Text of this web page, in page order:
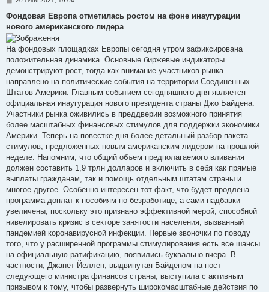
в
д
о
м
л
е
н
н
я
Фондовая Европа отметилась ростом на фоне инаугурации
нового американского лидера
На фондовых площадках Европы сегодня утром зафиксирована
положительная динамика. Основные биржевые индикаторы
демонстрируют рост, тогда как внимание участников рынка
направлено на политические события на территории Соединенных
Штатов Америки. Главным событием сегодняшнего дня является
официальная инаугурация нового президента страны Джо Байдена.
Участники рынка оживились в преддверии возможного принятия
более масштабных финансовых стимулов для поддержки экономики
Америки. Теперь на повестке дня более детальный разбор пакета
стимулов, предложенных новым американским лидером на прошлой
неделе. Напомним, что общий объем предполагаемого вливания
должен составить 1,9 трлн долларов и включить в себя как прямые
выплаты гражданам, так и помощь отдельным штатам страны и
многое другое. Особенно интересен тот факт, что будет продлена
программа доплат к пособиям по безработице, а сами надбавки
увеличены, поскольку это признано эффективной мерой, способной
нивелировать кризис в секторе занятости населения, вызванный
пандемией коронавирусной инфекции. Первые звоночки по поводу
того, что у расширенной программы стимулирования есть все шансы
на официальную ратификацию, появились буквально вчера. В
частности, Джанет Йеллен, выдвинутая Байденом на пост
следующего министра финансов страны, выступила с активным
призывом к тому, чтобы развернуть широкомасштабные действия по